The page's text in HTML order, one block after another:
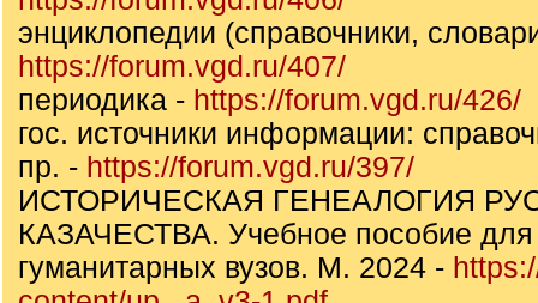
энциклопедии (справочники,
https://forum.vgd.ru/407/
периодика - https://forum.vgd.ru/426/
гос. источники информации:
пр. - https://forum.vgd.ru/397/
ИСТОРИЧЕСКАЯ ГЕНЕАЛОГИЯ
КАЗАЧЕСТВА. Учебное пособие для
гуманитарных вузов. М. 2024 -